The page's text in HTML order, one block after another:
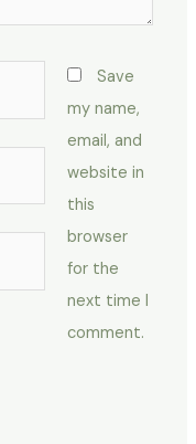
Save
my name,
email, and
website in
this
browser
for the
next time I
comment.